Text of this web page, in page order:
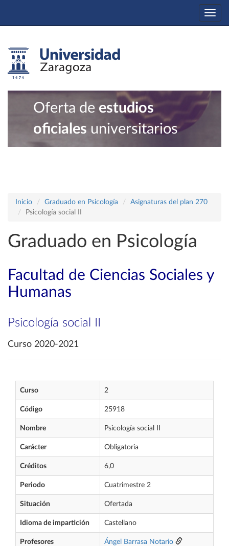
Oferta de estudios
oficiales universitarios
Inicio Graduado en Psicología
Asignaturas del plan 270
Psicología social II
Graduado en Psicología
Facultad de Ciencias Sociales y
Humanas
Psicología social II
Curso 2020-2021
Curso 2
Código 25918
Nombre Psicología social II
Carácter Obligatoria
Créditos 6,0
Periodo Cuatrimestre 2
Situación Ofertada
Idioma de impartición Castellano
Profesores Ángel Barrasa Notario